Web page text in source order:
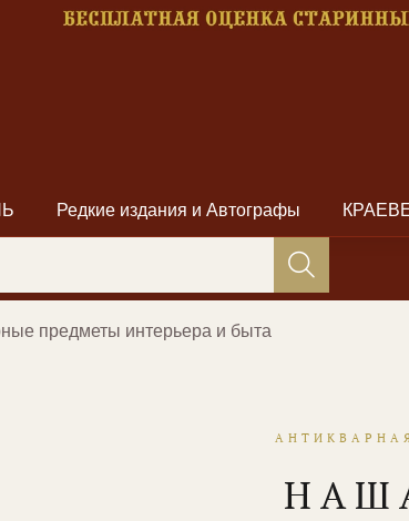
Редкие издания и Автографы
предметы интерьера и быта